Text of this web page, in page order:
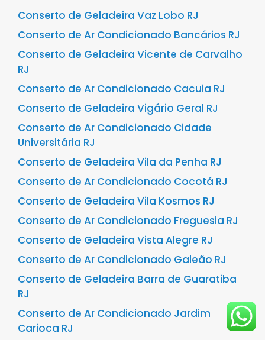
Conserto de Geladeira Vaz Lobo RJ
Conserto de Ar Condicionado Bancários RJ
Conserto de Geladeira Vicente de Carvalho
RJ
Conserto de Ar Condicionado Cacuia RJ
Conserto de Geladeira Vigário Geral RJ
Conserto de Ar Condicionado Cidade
Universitária RJ
Conserto de Geladeira Vila da Penha RJ
Conserto de Ar Condicionado Cocotá RJ
Conserto de Geladeira Vila Kosmos RJ
Conserto de Ar Condicionado Freguesia RJ
Conserto de Geladeira Vista Alegre RJ
Conserto de Ar Condicionado Galeão RJ
Conserto de Geladeira Barra de Guaratiba
RJ
Conserto de Ar Condicionado Jardim
Carioca RJ